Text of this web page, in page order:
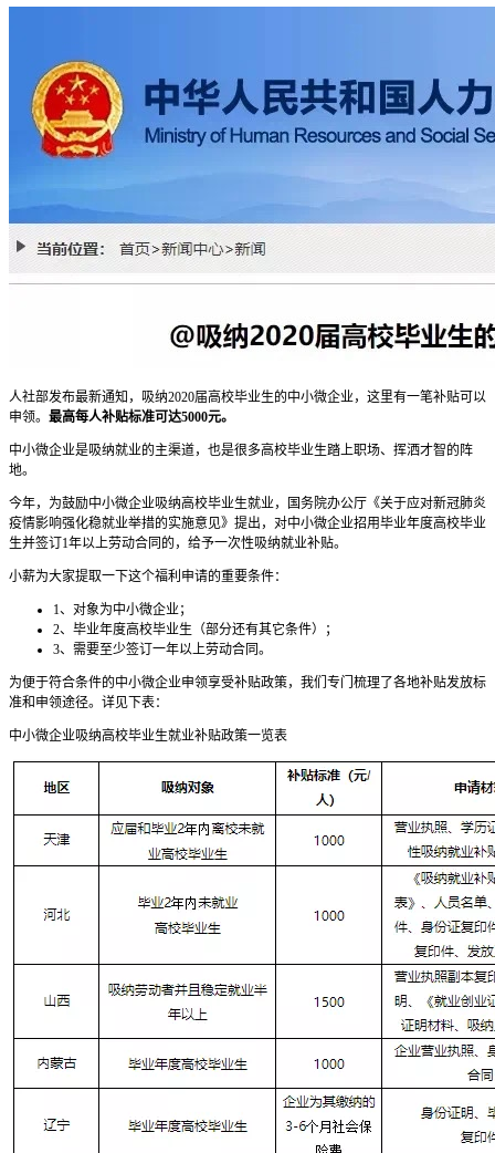
人社部发布最新通知，吸纳2020届高校毕业生的中小微企业，这里有一笔补贴可以
申领。 最高每人补贴标准可达5000元。
中小微企业是吸纳就业的主渠道，也是很多高校毕业生踏上职场、挥洒才智的阵
地。
今年，为鼓励中小微企业吸纳高校毕业生就业，国务院办公厅《关于应对新冠肺炎
疫情影响强化稳就业举措的实施意见》提出，对中小微企业招用毕业年度高校毕业
生并签订1年以上劳动合同的，给予一次性吸纳就业补贴。
小薪为大家提取一下这个福利申请的重要条件：
1、对象为中小微企业；
2、毕业年度高校毕业生（部分还有其它条件）；
3、需要至少签订一年以上劳动合同。
为便于符合条件的中小微企业申领享受补贴政策，我们专门梳理了各地补贴发放标
准和申领途径。详见下表：
中小微企业吸纳高校毕业生就业补贴政策一览表